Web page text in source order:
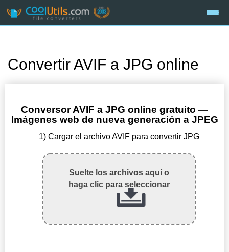
Convertir AVIF a JPG online
Conversor AVIF a JPG online gratuito —
Imágenes web de nueva generación a JPEG
1) Cargar el archivo AVIF para convertir JPG
Suelte los archivos aquí o
haga clic para seleccionar